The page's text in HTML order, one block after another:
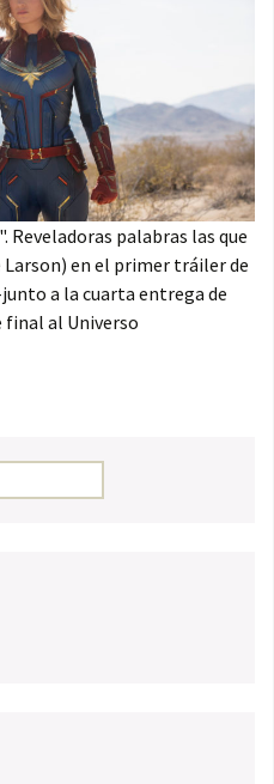
Reveladoras palabras las que
en el primer tráiler de
a la cuarta entrega de
final al Universo